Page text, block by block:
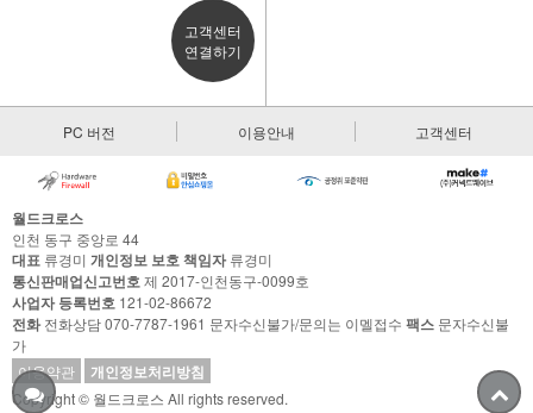
고객센터
연결하기
PC 버전 이용안내 고객센터
월드크로스
인천 동구 중앙로 44
대표 류경미 개인정보 보호 책임자류경미
통신판매업신고번호제 2017-인천동구-0099호
사업자 등록번호 121-02-86672
전화전화상담 070-7787-1961 문자수신불가/문의는 이멜접수 팩스 문자수신불
가
이용약관
개인정보처리방침
Copyright © 월드크로스 All rights reserved.